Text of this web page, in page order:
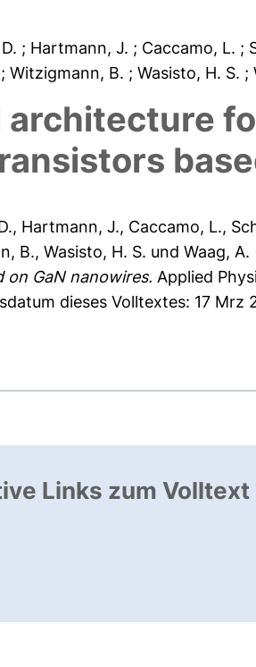
; Hartmann, J. ; Caccamo, L. ;
; Witzigmann, B. ; Wasisto, H. S. ;
, Hartmann, J., Caccamo, L.,
B., Wasisto, H. S. und Waag, A.
on GaN nanowires. Applied
dieses Volltextes: 17 Mrz
Links zum Volltext
Link, öffnet neues